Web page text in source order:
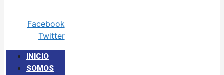
Facebook
Twitter
INICIO
SOMOS